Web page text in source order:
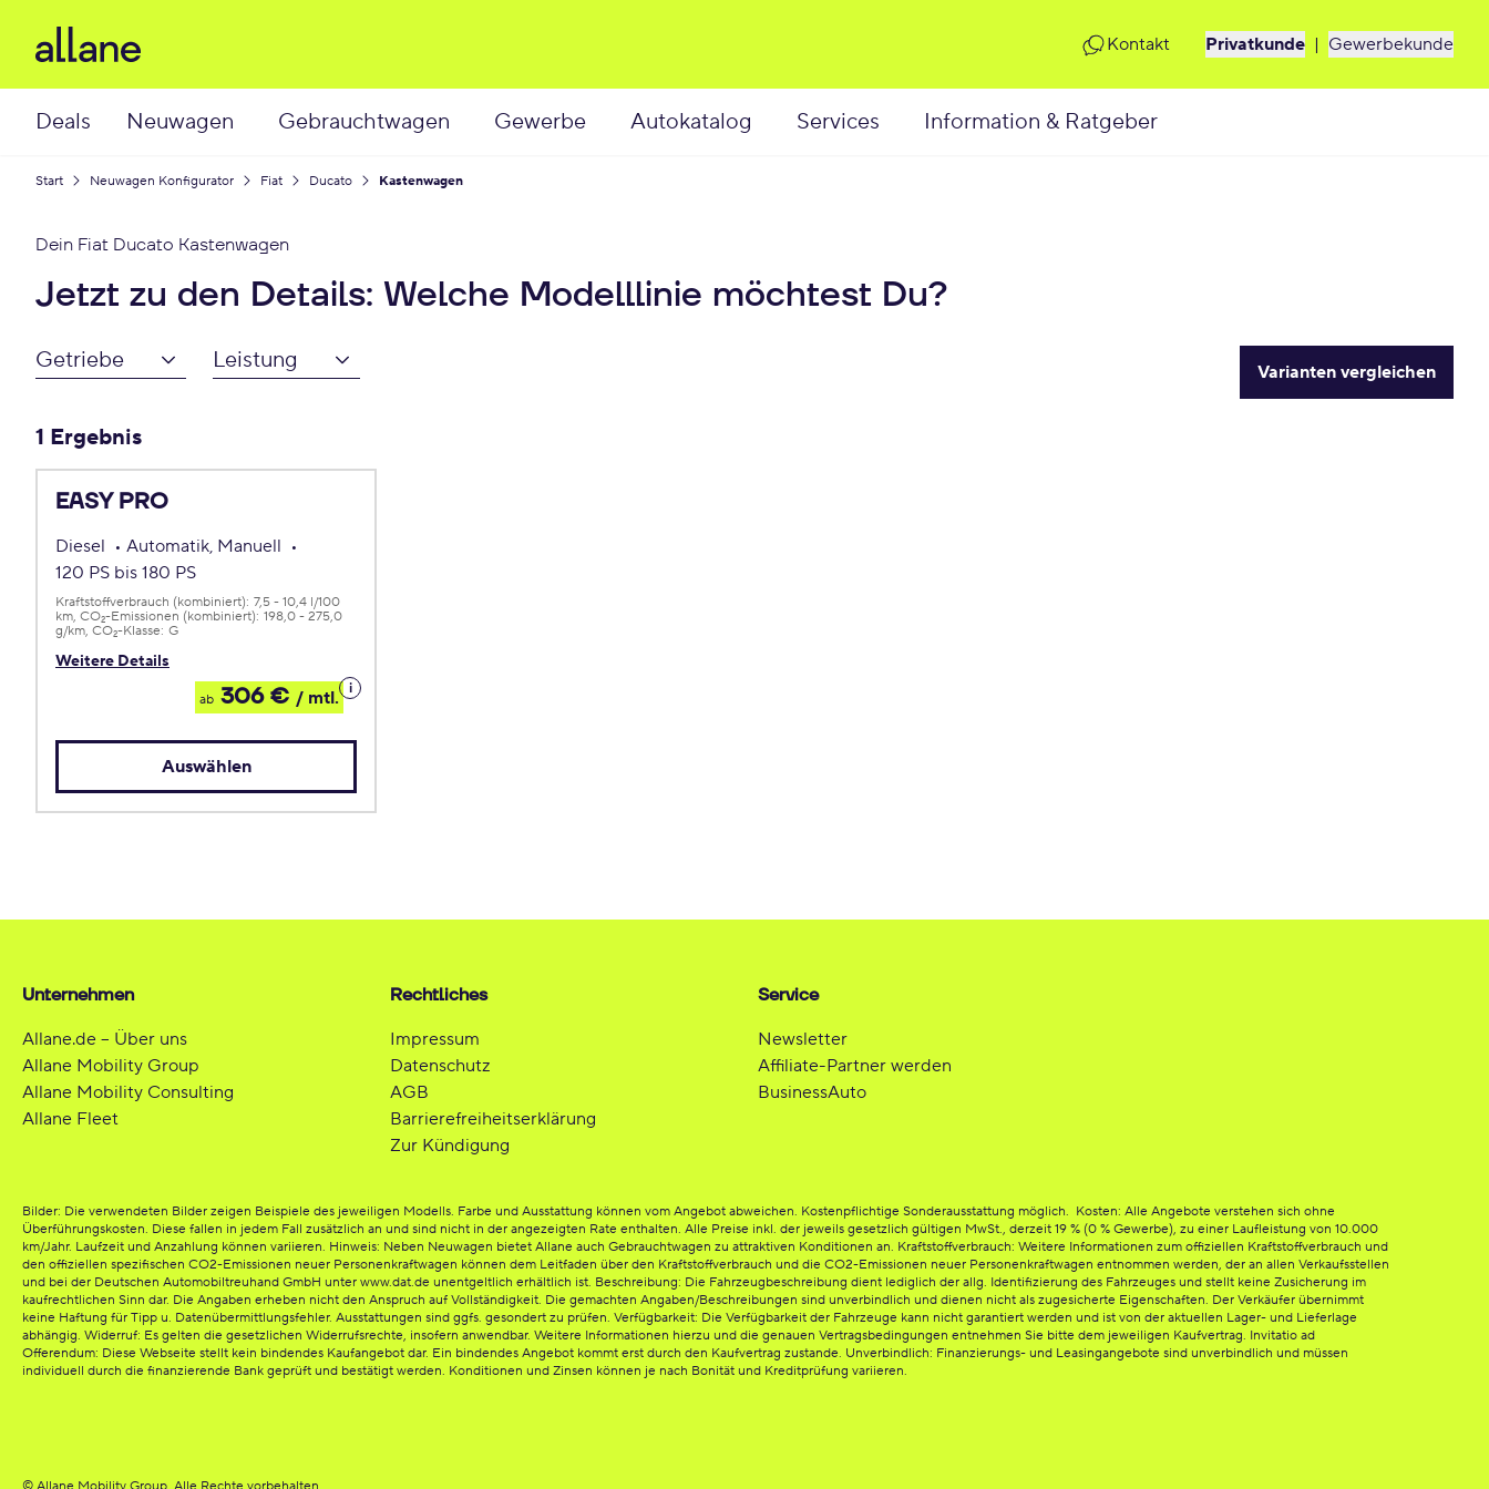
Deals Neuwagen Gebrauchtwagen Gewerbe Autokatalog Services Information & Ratgeber
Kontakt Privatkunde | Gewerbekunde
Dein Fiat Ducato Kastenwagen
Jetzt zu den Details: Welche Modelllinie möchtest Du?
Getriebe Leistung
1 Ergebnis
EASY PRO
Diesel
Automatik, Manuell
120 PS bis 180 PS
Weitere Details
Kraftstoffverbrauch (kombiniert): 7,5 - 10,4 l/100
km CO2-Emissionen (kombiniert): 198,0 - 275,0
g/km CO2-Klasse: G
ab 306 € / mtl.
Details
zum
Auswählen
Varianten vergleichen
Start Neuwagen Konfigurator Fiat Ducato Kastenwagen
Unternehmen
Allane.de – Über uns
Allane Mobility Group
Allane Mobility Consulting
Allane Fleet
Rechtliches
Impressum
Datenschutz
AGB
Barrierefreiheitserklärung
Zur Kündigung
Service
Newsletter
Affiliate-Partner werden
BusinessAuto
Bilder: Die verwendeten Bilder zeigen Beispiele des jeweiligen Modells. Farbe und Ausstattung können vom Angebot abweichen. Kostenpflichtige Sonderausstattung möglich. Kosten: Alle Angebote verstehen sich ohne
Überführungskosten. Diese fallen in jedem Fall zusätzlich an und sind nicht in der angezeigten Rate enthalten. Alle Preise inkl. der jeweils gesetzlich gültigen MwSt., derzeit 19 % (0 % Gewerbe), zu einer Laufleistung von 10.000
km/Jahr. Laufzeit und Anzahlung können variieren. Hinweis: Neben Neuwagen bietet Allane auch Gebrauchtwagen zu attraktiven Konditionen an. Kraftstoffverbrauch: Weitere Informationen zum offiziellen Kraftstoffverbrauch und
den offiziellen spezifischen CO2-Emissionen neuer Personenkraftwagen können dem Leitfaden über den Kraftstoffverbrauch und die CO2-Emissionen neuer Personenkraftwagen entnommen werden, der an allen Verkaufsstellen
und bei der Deutschen Automobiltreuhand GmbH unter www.dat.de unentgeltlich erhältlich ist. Beschreibung: Die Fahrzeugbeschreibung dient lediglich der allg. Identifizierung des Fahrzeuges und stellt keine Zusicherung im
kaufrechtlichen Sinn dar. Die Angaben erheben nicht den Anspruch auf Vollständigkeit. Die gemachten Angaben/Beschreibungen sind unverbindlich und dienen nicht als zugesicherte Eigenschaften. Der Verkäufer übernimmt
keine Haftung für Tipp u. Datenübermittlungsfehler. Ausstattungen sind ggfs. gesondert zu prüfen. Verfügbarkeit: Die Verfügbarkeit der Fahrzeuge kann nicht garantiert werden und ist von der aktuellen Lager- und Lieferlage
abhängig. Widerruf: Es gelten die gesetzlichen Widerrufsrechte, insofern anwendbar. Weitere Informationen hierzu und die genauen Vertragsbedingungen entnehmen Sie bitte dem jeweiligen Kaufvertrag. Invitatio ad
Offerendum: Diese Webseite stellt kein bindendes Kaufangebot dar. Ein bindendes Angebot kommt erst durch den Kaufvertrag zustande. Unverbindlich: Finanzierungs- und Leasingangebote sind unverbindlich und müssen
individuell durch die finanzierende Bank geprüft und bestätigt werden. Konditionen und Zinsen können je nach Bonität und Kreditprüfung variieren.